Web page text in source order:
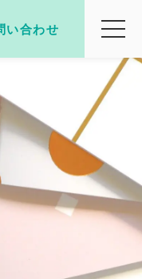
い合わせ